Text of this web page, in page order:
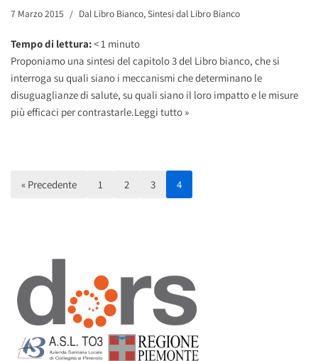
7 Marzo 2015 Dal Libro Bianco,Sintesi dal Libro Bianco
Tempo di lettura:< 1 minuto
Proponiamo una sintesi del capitolo 3 del Libro bianco, che si
interroga su quali siano i meccanismi che determinano le
disuguaglianze di salute, su quali siano il loro impatto e le misure
più efficaci per contrastarle.Leggi tutto »
« Precedente 1 2 3 4